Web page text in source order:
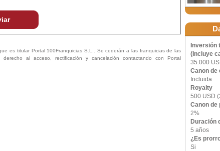
es titular Portal 100Franquicias S.L.. Se cederán a las franquicias de las
al acceso, rectificación y cancelación contactando con Portal
Inversión
(Incluye
35.000
Canon de
Incluida
Royalty
500 USD
Canon de
2%
Duración
5 años
¿Es
Si